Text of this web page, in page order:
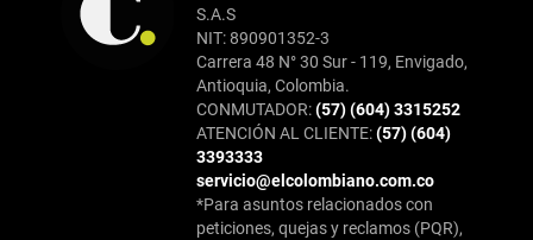
S.A.S
NIT: 890901352-3
Carrera 48 N° 30 Sur - 119, Envigado,
Antioquia, Colombia.
CONMUTADOR:(57) (604) 3315252
ATENCIÓN AL CLIENTE:(57) (604)
3393333
servicio@elcolombiano.com.co
*Para asuntos relacionados con
peticiones, quejas y reclamos (PQR),